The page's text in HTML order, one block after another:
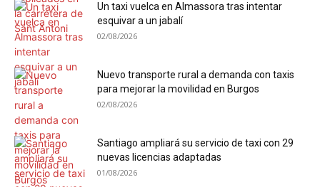
Un taxi vuelca en Almassora tras intentar
esquivar a un jabalí
02/08/2026
Nuevo transporte rural a demanda con taxis
para mejorar la movilidad en Burgos
02/08/2026
Santiago ampliará su servicio de taxi con 29
nuevas licencias adaptadas
01/08/2026